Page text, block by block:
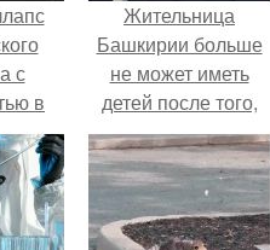
с
в
Жительница
Башкирии больше
не может иметь
детей после того,
как медики сделали
ей аборт на шестом
месяце
беременности и